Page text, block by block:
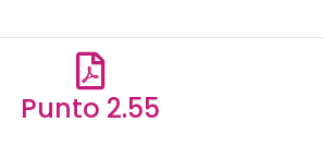
Punto 2.55